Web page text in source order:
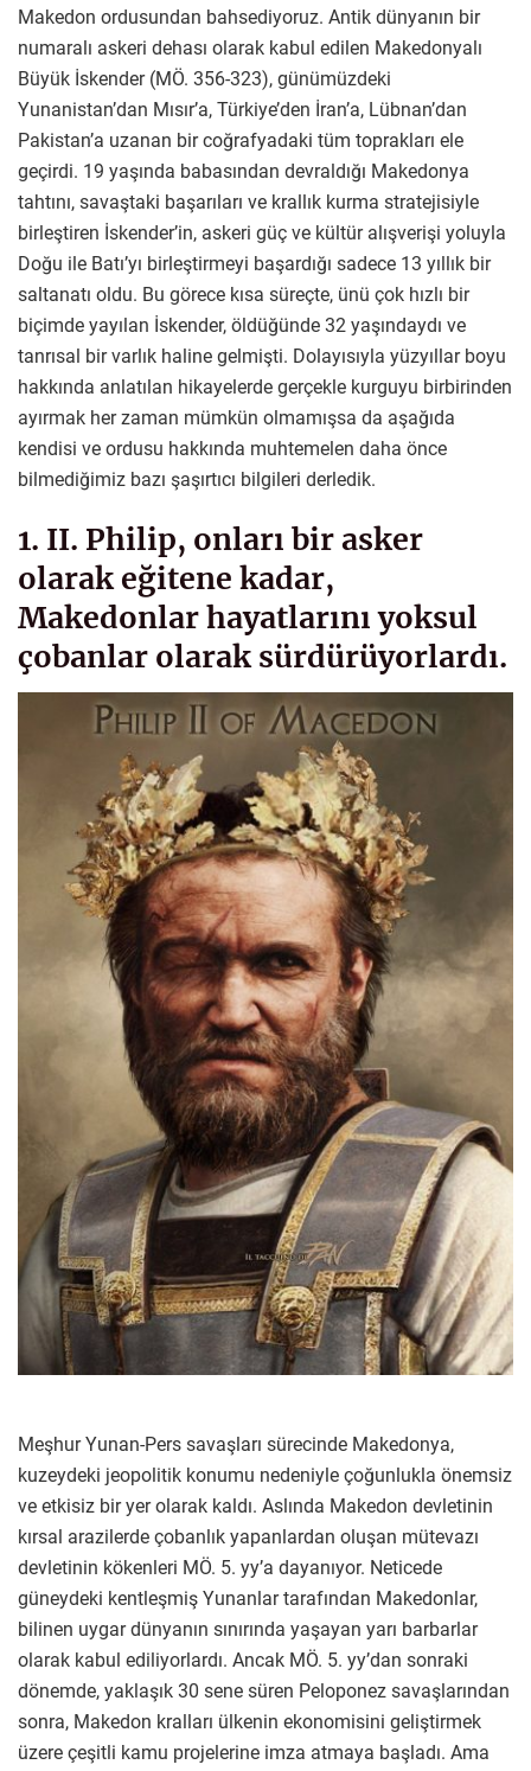
Makedon ordusundan bahsediyoruz. Antik dünyanın bir
numaralı askeri dehası olarak kabul edilen Makedonyalı
Büyük İskender (MÖ. 356-323), günümüzdeki
Yunanistan’dan Mısır’a, Türkiye’den İran’a, Lübnan’dan
Pakistan’a uzanan bir coğrafyadaki tüm toprakları ele
geçirdi. 19 yaşında babasından devraldığı Makedonya
tahtını, savaştaki başarıları ve krallık kurma stratejisiyle
birleştiren İskender’in, askeri güç ve kültür alışverişi yoluyla
Doğu ile Batı’yı birleştirmeyi başardığı sadece 13 yıllık bir
saltanatı oldu. Bu görece kısa süreçte, ünü çok hızlı bir
biçimde yayılan İskender, öldüğünde 32 yaşındaydı ve
tanrısal bir varlık haline gelmişti. Dolayısıyla yüzyıllar boyu
hakkında anlatılan hikayelerde gerçekle kurguyu birbirinden
ayırmak her zaman mümkün olmamışsa da aşağıda
kendisi ve ordusu hakkında muhtemelen daha önce
bilmediğimiz bazı şaşırtıcı bilgileri derledik.
1. II. Philip, onları bir asker
olarak eğitene kadar,
Makedonlar hayatlarını yoksul
çobanlar olarak sürdürüyorlardı.
Meşhur Yunan-Pers savaşları sürecinde Makedonya,
kuzeydeki jeopolitik konumu nedeniyle çoğunlukla önemsiz
ve etkisiz bir yer olarak kaldı. Aslında Makedon devletinin
kırsal arazilerde çobanlık yapanlardan oluşan mütevazı
devletinin kökenleri MÖ. 5. yy’a dayanıyor. Neticede
güneydeki kentleşmiş Yunanlar tarafından Makedonlar,
bilinen uygar dünyanın sınırında yaşayan yarı barbarlar
olarak kabul ediliyorlardı. Ancak MÖ. 5. yy’dan sonraki
dönemde, yaklaşık 30 sene süren Peloponez savaşlarından
sonra, Makedon kralları ülkenin ekonomisini geliştirmek
üzere çeşitli kamu projelerine imza atmaya başladı. Ama